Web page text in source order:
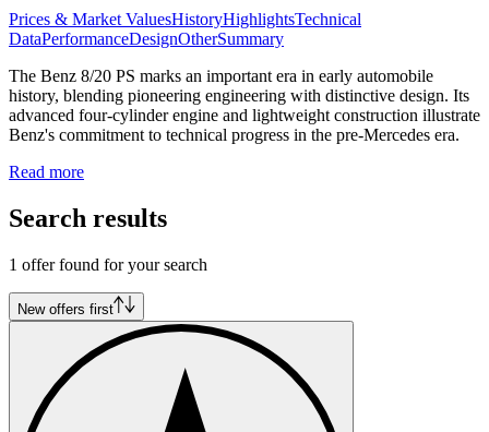
Prices & Market ValuesHistoryHighlightsTechnical
DataPerformanceDesignOtherSummary
The Benz 8/20 PS marks an important era in early automobile
history, blending pioneering engineering with distinctive design. Its
advanced four-cylinder engine and lightweight construction illustrate
Benz's commitment to technical progress in the pre-Mercedes era.
Read more
Search results
1 offer found for your search
New offers first